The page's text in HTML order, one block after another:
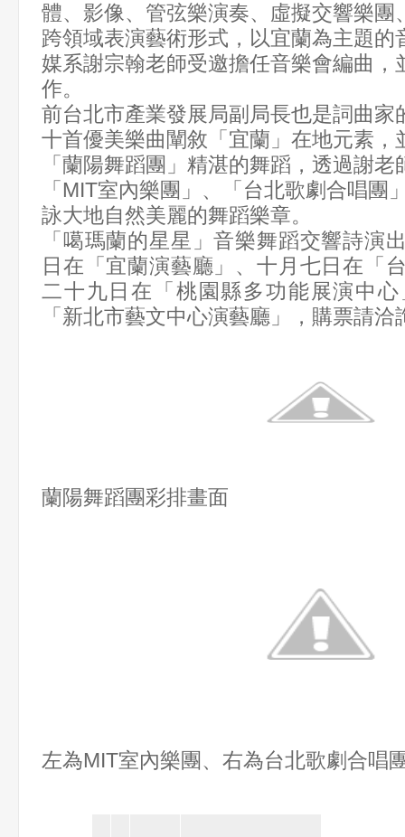
體、影像、管弦樂演奏、虛擬交響樂團
跨領域表演藝術形式，以宜蘭為主題的
媒系謝宗翰老師受邀擔任音樂會編曲，
作。
前台北市產業發展局副局長也是詞曲家
十首優美樂曲闡敘「宜蘭」在地元素，
「蘭陽舞蹈團」精湛的舞蹈，透過謝
「MIT室內樂團」、「台北歌劇合唱團
詠大地自然美麗的舞蹈樂章。
「噶瑪蘭的星星」音樂舞蹈交響詩演
日在「宜蘭演藝廳」、十月七日在「
二十九日在「桃園縣多功能展演中
「新北市藝文中心演藝廳」，購票請
蘭陽舞蹈團彩排畫面
左為MIT室內樂團、右為台北歌劇合唱